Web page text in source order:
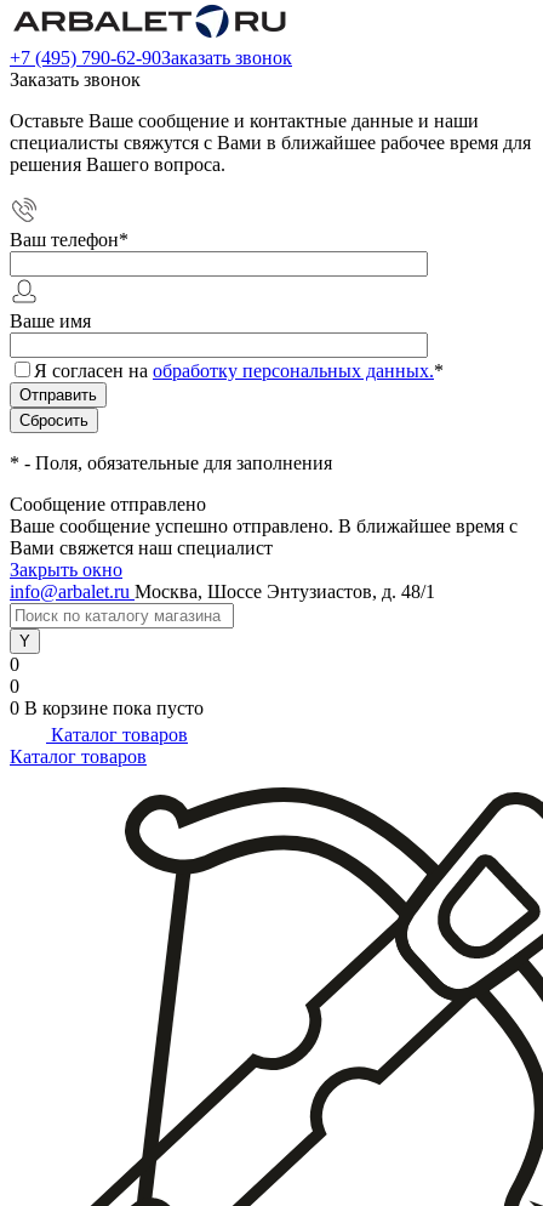
+7 (495) 790-62-90Заказать звонок
Заказать звонок
Оставьте Ваше сообщение и контактные данные и наши
специалисты свяжутся с Вами в ближайшее рабочее время для
решения Вашего вопроса.
Ваш телефон*
Ваше имя
Я согласен на обработку персональных данных.*
* - Поля, обязательные для заполнения
Сообщение отправлено
Ваше сообщение успешно отправлено. В ближайшее время с
Вами свяжется наш специалист
Закрыть окно
info@arbalet.ru Москва, Шоссе Энтузиастов, д. 48/1
0
0
0 В корзине пока пусто
Каталог товаров
Каталог товаров